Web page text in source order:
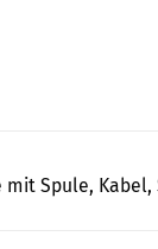
mit Spule,